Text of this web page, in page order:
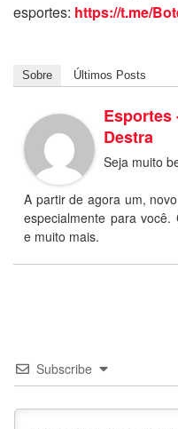
esportes: https://t.me/
Sobre Últimos Posts
Esportes
Destra
Seja muito
A partir de agora um,
especialmente para
e muito mais.
Subscribe